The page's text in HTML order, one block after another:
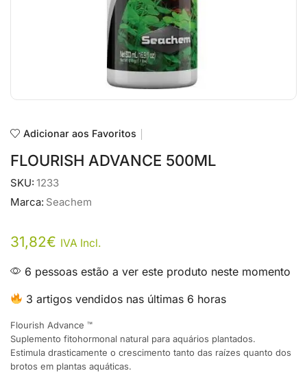
Adicionar aos Favoritos
FLOURISH ADVANCE 500ML
SKU: 1233
Marca: Seachem
31,82€ IVA Incl.
6 pessoas estão a ver este produto neste momento
3 artigos vendidos nas últimas 6 horas
Flourish Advance ™
Suplemento fitohormonal natural para aquários plantados.
Estimula drasticamente o crescimento tanto das raízes quanto dos
brotos em plantas aquáticas.